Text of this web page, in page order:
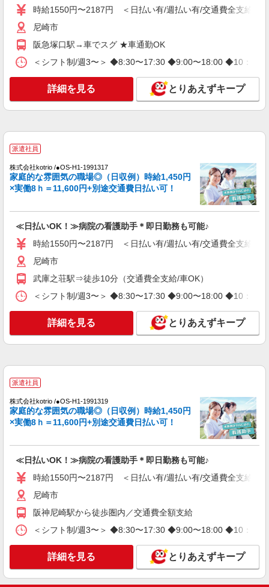
エイジフリーハウス尼崎下坂部
有料老人ホーム／看護職／早出のみ
勤務手当 〇年末年始勤務手当 〇早朝7:00〜8:00/
エイジフリーハウス尼崎下坂部 兵庫県尼崎市
下坂部三丁目18番8号
キープ 詳細を見る
エイジフリーハウス尼崎三反田
時給1,339円〜1,442円 ※経験・能力・資格等
による 保健師・正看護師 時給1,442円 准看護師
時給1,339円 〇時間外勤務手当 〇土日祝勤務手当
〇年末年始勤務手当 〇早朝7:00〜8:00/夜間
エイジフリーハウス尼崎三反田 兵庫県尼崎市
キープ 詳細を見る
エイジフリーハウス尼崎西 看護小規模多機能
看護師／サ高住／看護小規模多機能／パート／
夜勤なし・日勤のみ
時間外勤務手当 〇土日祝勤務手当 〇年末年始勤務
手当 〇早朝7:00〜8:00/夜間18:00〜20:00は時給
エイジフリーハウス尼崎西 兵庫県尼崎市大島1
丁目10-1
パート
エイジフリーハウス尼崎下坂部 看護小規模多機能
看護師／サ高住／看護小規模多機能／パート／
時間外勤務手当 〇土日祝勤務手当 〇年末年始勤務
手当 〇早朝7:00〜8:00/夜間18:00〜20:00は時給
25％UP
エイジフリーハウス尼崎下坂部 兵庫県尼崎市
キープ 詳細を見る
エイジフリーハウス尼崎南武庫之荘
有料老人ホーム／看護職／日勤のみ
時給1,339円〜1,442円 ※経験・能力・資格等
時給1550円〜2187円 ＜日払い有/週払い有/交通費全支給(ガ
尼崎市
阪急塚口駅→車でスグ ★車通勤OK
＜シフト制/週3〜＞ ◆8:30〜17:30 ◆9:00〜18:00 ◆10：00
詳細を見る とりあえずキープ
派遣社員
株式会社kotrio /●OS-H1-1991317
家庭的な雰囲気の職場◎（日収例）時給1,450円
×実働8ｈ＝11,600円+別途交通費日払い可！
≪日払いOK！≫病院の看護助手＊即日勤務も可能♪
時給1550円〜2187円 ＜日払い有/週払い有/交通費全支給(ガ
尼崎市
武庫之荘駅⇒徒歩10分（交通費全支給/車OK）
＜シフト制/週3〜＞ ◆8:30〜17:30 ◆9:00〜18:00 ◆10：00
詳細を見る とりあえずキープ
派遣社員
株式会社kotrio /●OS-H1-1991319
家庭的な雰囲気の職場◎（日収例）時給1,450円
×実働8ｈ＝11,600円+別途交通費日払い可！
≪日払いOK！≫病院の看護助手＊即日勤務も可能♪
時給1550円〜2187円 ＜日払い有/週払い有/交通費全支給(ガ
尼崎市
阪神尼崎駅から徒歩圏内／交通費全額支給
＜シフト制/週3〜＞ ◆8:30〜17:30 ◆9:00〜18:00 ◆10：00
詳細を見る とりあえずキープ